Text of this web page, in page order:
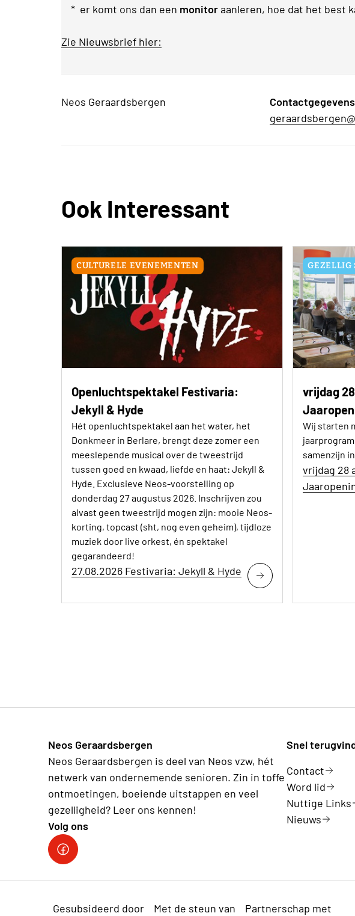
* er komt ons dan een monitoraanleren, hoe dat het best
Zie Nieuwsbrief hier:
Neos Geraardsbergen
Contactgegevens
Ook Interessant
CULTURELE EVENEMENTEN
Openluchtspektakel Festivaria:
Jekyll & Hyde
Hét openluchtspektakel aan het water, het
Donkmeer in Berlare, brengt deze zomer een
meeslepende musical over de tweestrijd
tussen goed en kwaad, liefde en haat: Jekyll &
Hyde. Exclusieve Neos-voorstelling op
donderdag 27 augustus 2026. Inschrijven zou
alvast geen tweestrijd mogen zijn: mooie Neos-
korting, topcast (sht, nog even geheim), tijdloze
muziek door live orkest, én spektakel
gegarandeerd!
27.08.2026 Festivaria: Jekyll & Hyde
GEZELLIG
vrijdag
Wij starten
samenzijn
vrijdag 28
Neos Geraardsbergen
Neos Geraardsbergen is deel van Neos vzw, hét
netwerk van ondernemende senioren. Zin in toffe
ontmoetingen, boeiende uitstappen en veel
gezelligheid? Leer ons kennen!
Volg ons
FACEBOOK
Snel
Contact
Word lid
Nuttige Links
Nieuws
Gesubsideerd door Met de steun van Partnerschap met